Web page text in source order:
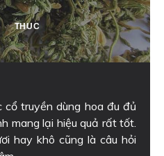
THUC
cổ truyền dùng hoa đu đủ
mang lại hiệu quả rất tốt.
hay khô cũng là câu hỏi